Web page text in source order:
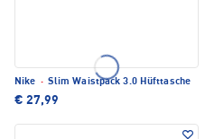
Nike · Slim Waistpack 3.0 Hüfttasche
€ 27,99